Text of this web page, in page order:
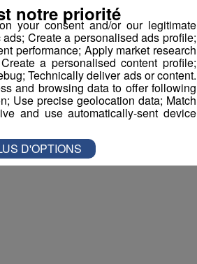
your consent and/or our legitimate
Create a personalised ads profile;
performance; Apply market research
a personalised content profile;
Technically deliver ads or content.
and browsing data to offer following
Use precise geolocation data; Match
and use automatically-sent device
notre priorité
D'OPTIONS